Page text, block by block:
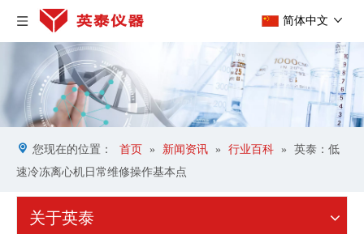
简体中文
您现在的位置： 首页 » 新闻资讯 » 行业百科 »
英泰：低
速冷冻离心机日常维修操作基本点
关于英泰